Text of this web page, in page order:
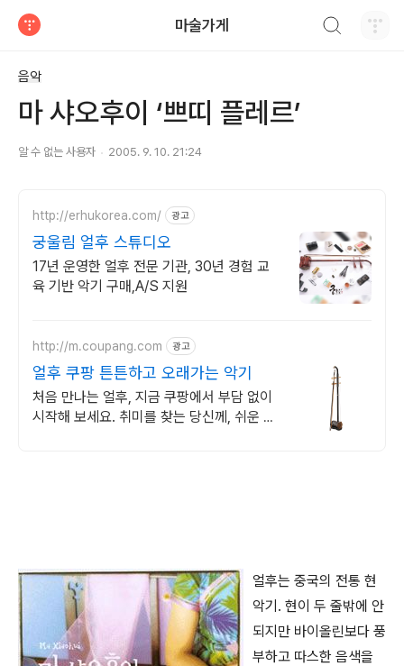
마술가게
음악
마 샤오후이 ‘쁘띠 플레르’
알 수 없는 사용자 2005. 9. 10. 21:24
http://erhukorea.com/ 광고
궁울림 얼후 스튜디오
17년 운영한 얼후 전문 기관, 30년 경험 교
육 기반 악기 구매,A/S 지원
http://m.coupang.com 광고
얼후 쿠팡 튼튼하고 오래가는 악기
처음 만나는 얼후, 지금 쿠팡에서 부담 없이
시작해 보세요. 취미를 찾는 당신께, 쉬운 악
얼후는 중국의 전통 현
악기. 현이 두 줄밖에 안
되지만 바이올린보다 풍
부하고 따스한 음색을